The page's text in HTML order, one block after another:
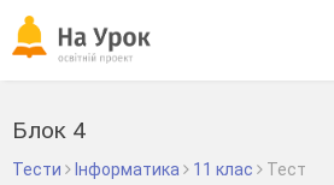
Блок 4
Тести Інформатика 11 клас Тест